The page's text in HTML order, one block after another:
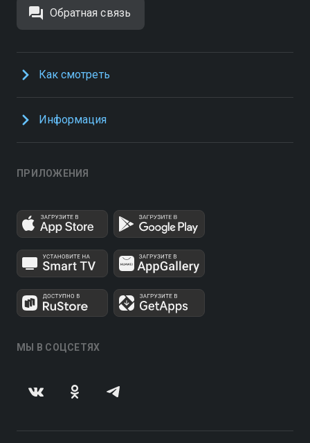
Обратная связь
Как смотреть
Информация
ПРИЛОЖЕНИЯ
МЫ В СОЦСЕТЯХ